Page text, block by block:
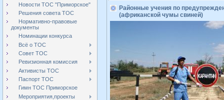
Новости ТОС "Приморское"
Решения совета ТОС
Нормативно-правовые
документы
Номинации конкурса
Всё о ТОС
Совет ТОС
Ревизионная комиссия
Активисты ТОС
Паспорт ТОС
Гимн ТОС Приморское
Мероприятия,проекты
Районные учения по
(африканской чумы свиней)